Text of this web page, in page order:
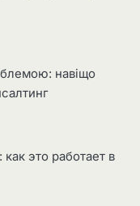
навіщо
это работает в